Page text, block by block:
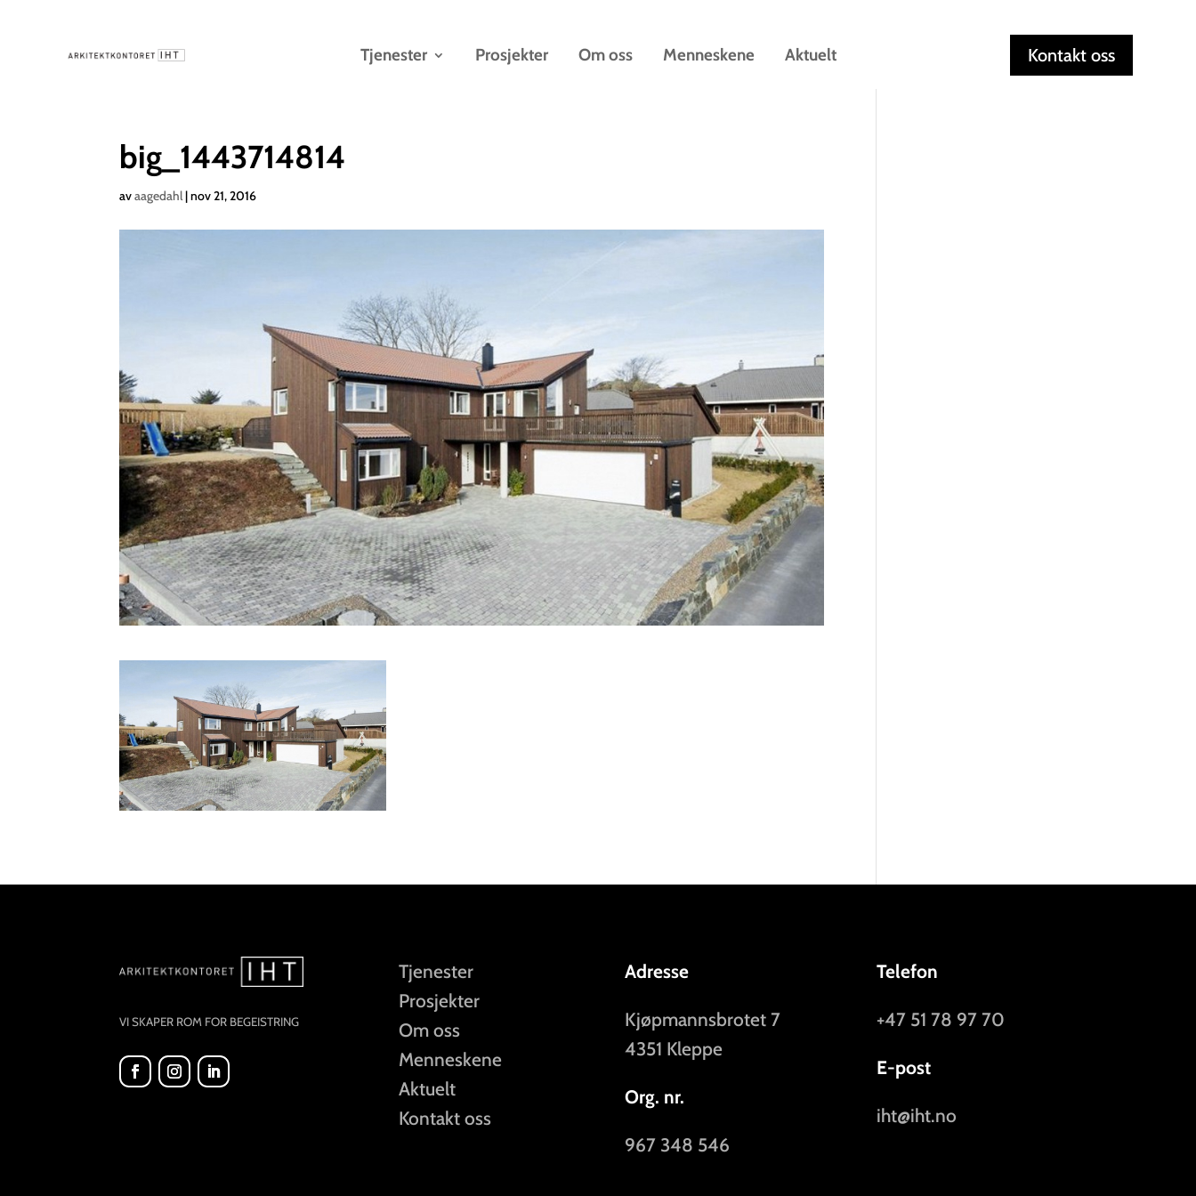
Tjenester Prosjekter Om oss Menneskene Aktuelt Kontakt oss
big_1443714814
avaagedahl|nov 21, 2016
VI SKAPER ROM FOR BEGEISTRING
Tjenester
Prosjekter
Om oss
Menneskene
Aktuelt
Kontakt oss
Adresse
Kjøpmannsbrotet 7
4351 Kleppe
Org. nr.
967 348 546
Telefon
+47 51 78 97 70
E-post
iht@iht.no